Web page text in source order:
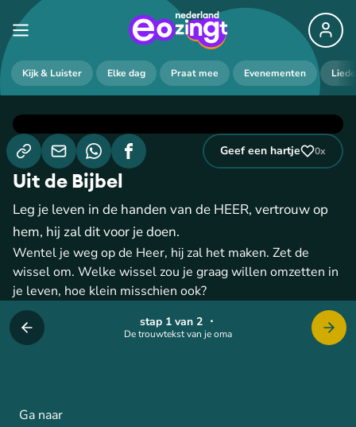
Kijk & Luister Elke dag Praat mee Evenementen
De trouwtekst van je oma
stap 1 van 2・
Geef een hartje 0x
Uit de Bijbel
Leg je leven in de handen van de HEER, vertrouw op
hem, hij zal dit voor je doen.
Wentel je weg op de Heer, hij zal het maken. Zet de
wissel om. Welke wissel zou je graag willen omzetten in
je leven, hoe klein misschien ook?
Ga naar